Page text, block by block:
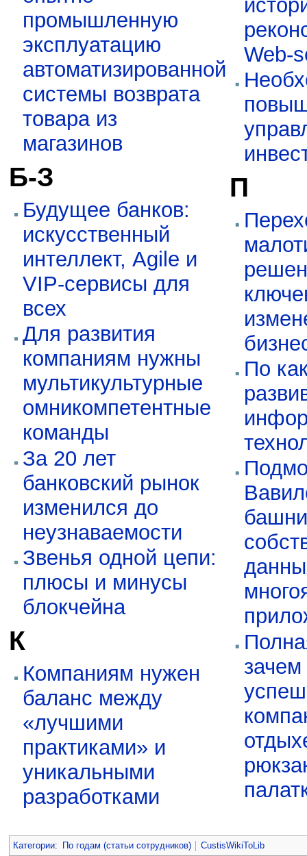
промышленную
эксплуатацию
автоматизированной
системы возврата
товара из
магазинов
Б-З
Будущее банков:
искусственный
интеллект, Agile и
VIP-сервисы для
всех
Для развития
компаниям нужны
мультикультурные
омникомпетентные
команды
За 20 лет
банковский рынок
изменился до
неузнаваемости
Звенья одной цепи:
плюсы и минусы
блокчейна
К
Компаниям нужен
баланс между
«лучшими
практиками» и
уникальными
разработками
Web-
П
По
Категории: По годам (статьи сотрудников) CustisWikiToLib